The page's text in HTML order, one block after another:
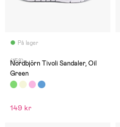
På lager
(158)
Nordbjörn Tivoli Sandaler, Oil
Green
149 kr